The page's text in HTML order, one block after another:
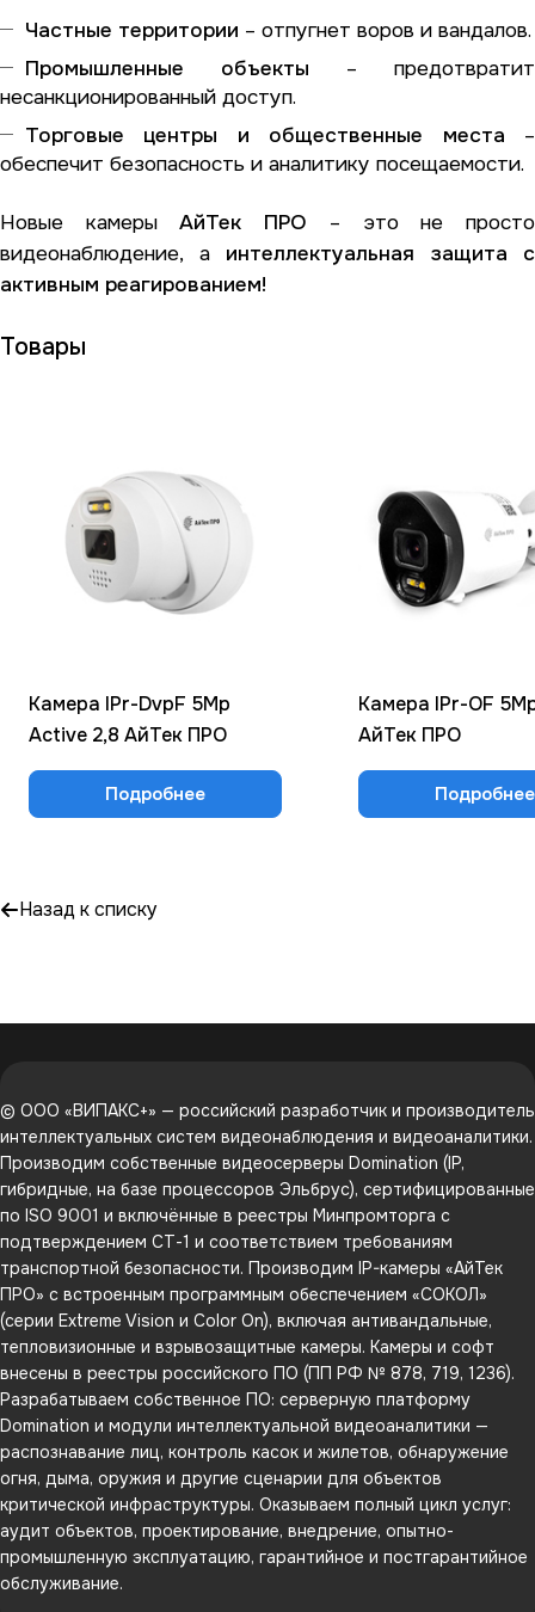
Частные территории – отпугнет воров и вандалов.
Промышленные объекты – предотвратит
несанкционированный доступ.
Торговые центры и общественные места –
обеспечит безопасность и аналитику посещаемости.
Новые камерыАйТек ПРО – это не просто
видеонаблюдение, а интеллектуальная защита с
активным реагированием!
Товары
Камера IPr-DvpF 5Mp
Active 2,8 АйТек ПРО
Подробнее
Камера IPr-OF
АйТек ПРО
Подробнее
Назад к списку
© ООО «ВИПАКС+» — российский разработчик и производитель
интеллектуальных систем видеонаблюдения и видеоаналитики.
Производим собственные видеосерверы Domination (IP,
гибридные, на базе процессоров Эльбрус), сертифицированные
по ISO 9001 и включённые в реестры Минпромторга с
подтверждением СТ-1 и соответствием требованиям
транспортной безопасности. Производим IP-камеры «АйТек
ПРО» с встроенным программным обеспечением «СОКОЛ»
(серии Extreme Vision и Color On), включая антивандальные,
тепловизионные и взрывозащитные камеры. Камеры и софт
внесены в реестры российского ПО (ПП РФ № 878, 719, 1236).
Разрабатываем собственное ПО: серверную платформу
Domination и модули интеллектуальной видеоаналитики —
распознавание лиц, контроль касок и жилетов, обнаружение
огня, дыма, оружия и другие сценарии для объектов
критической инфраструктуры. Оказываем полный цикл услуг:
аудит объектов, проектирование, внедрение, опытно-
промышленную эксплуатацию, гарантийное и постгарантийное
обслуживание.